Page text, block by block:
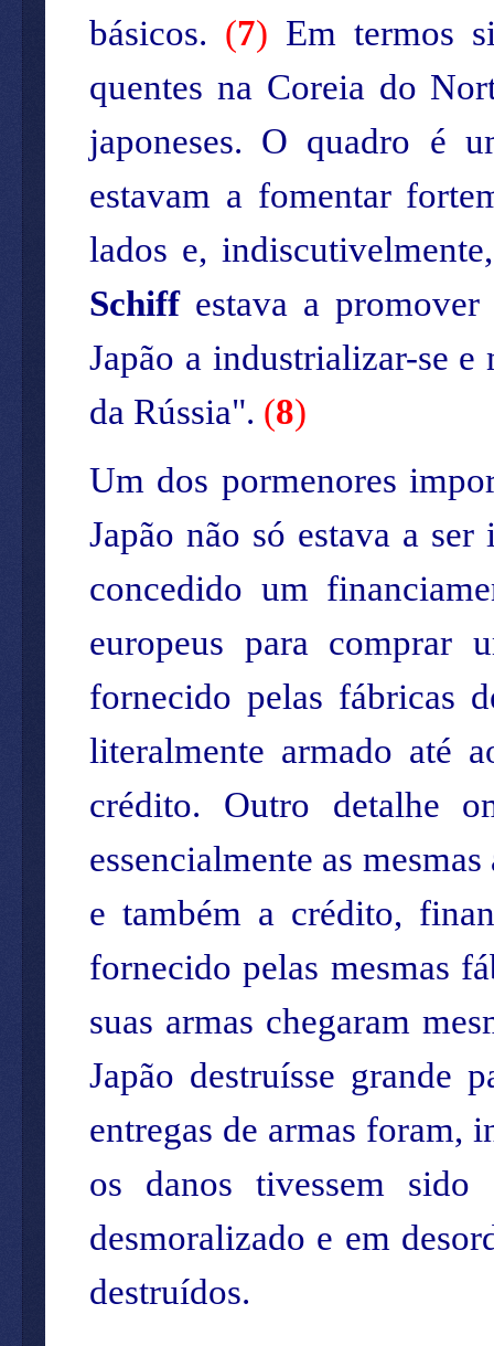
básicos. (7) Em termos
quentes na Coreia do
japoneses. O quadro é
estavam a fomentar
lados e,
Schiffestava a promover
Japão a industrializar-se
da Rússia". (8)
Um dos pormenores
Japão não só estava a
concedido um
europeus para comprar
fornecido pelas fábricas
literalmente armado até
crédito. Outro detalhe
essencialmente as
e também a crédito,
fornecido pelas mesmas
suas armas chegaram
Japão destruísse grande
entregas de armas foram,
os danos tivessem sido
desmoralizado e em
destruídos.